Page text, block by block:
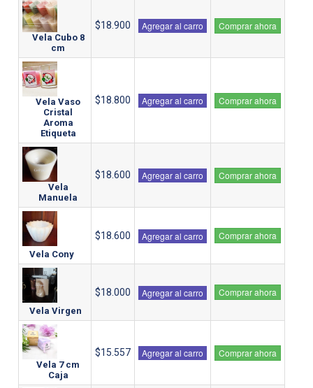
Vela Cubo 8
cm
$18.900 Agregar al carro Comprar ahora
Vela Vaso
Cristal
Aroma
Etiqueta
$18.800 Agregar al carro Comprar ahora
Vela
Manuela
$18.600 Agregar al carro Comprar ahora
Vela Cony
$18.600 Agregar al carro Comprar ahora
Vela Virgen
$18.000 Agregar al carro Comprar ahora
Vela 7 cm
Caja
$15.557 Agregar al carro Comprar ahora